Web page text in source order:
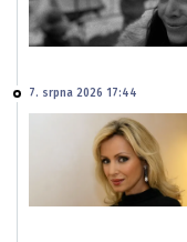
7. srpna 2026 17:44